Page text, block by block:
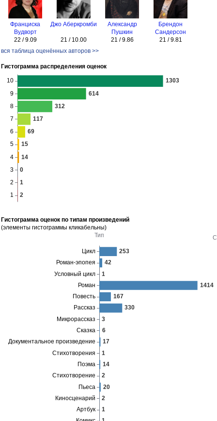
Франциска
Вудворт
22 / 9.09
Джо Аберкромби
21 / 10.00
Александр
Пушкин
21 / 9.86
Брендон
Сандерсон
21 / 9.81
вся таблица оценённых авторов >>
Гистограмма распределения оценок
Гистограмма оценок по типам произведений
(элементы гистограммы кликабельны)